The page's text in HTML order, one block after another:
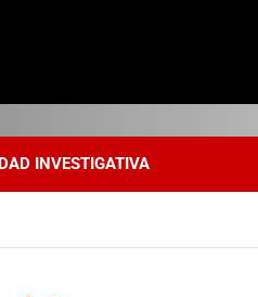
INVESTIGATIVA